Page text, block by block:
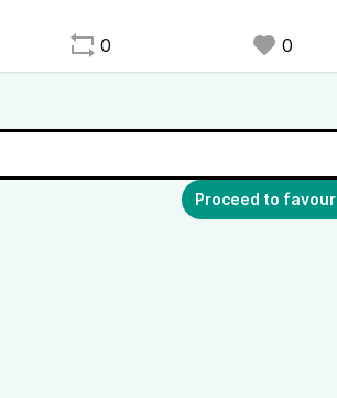
0 0
Proceed to